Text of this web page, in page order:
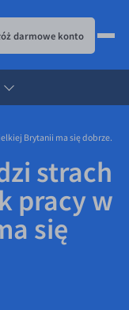
darmowe konto
Brytanii ma się dobrze.
strach
pracy w
się